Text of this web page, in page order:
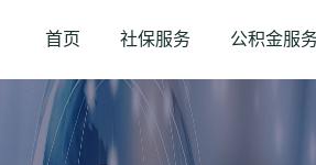
首页 社保服务 公积金服